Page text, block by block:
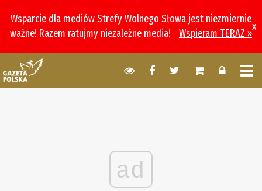
Wsparcie dla mediów Strefy Wolnego Słowa jest niezmiernie
ważne! Razem ratujmy niezależne media!
Wspieram TERAZ »
x
ad